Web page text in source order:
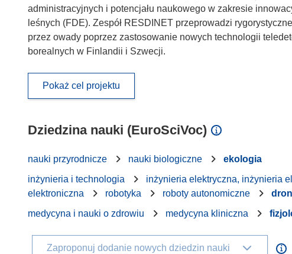
administracyjnych i potencjału naukowego w zakresie
leśnych (FDE). Zespół RESDINET przeprowadzi
przez owady poprzez zastosowanie nowych technologii
borealnych w Finlandii i Szwecji.
Pokaż cel projektu
Dziedzina nauki (EuroSciVoc)
nauki przyrodnicze nauki biologiczne
ekologia
inżynieria i technologia
inżynieria elektryczna, inżynieria
elektroniczna
robotyka roboty autonomiczne
medycyna i nauki o zdrowiu
medycyna kliniczna
Zaproponuj dodanie nowych dziedzin nauki